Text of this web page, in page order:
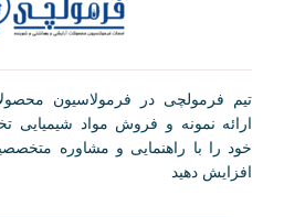
تیم فرمولچی در فرمولاسیون
ارائه نمونه و فروش مواد شیمیایی
خود را با راهنمایی و مشاوره
افزایش دهید